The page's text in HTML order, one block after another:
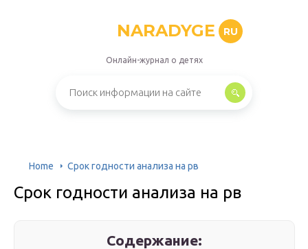
NARADYGE RU
Онлайн-журнал о детях
Home Срок годности анализа на рв
Срок годности анализа на рв
Содержание: